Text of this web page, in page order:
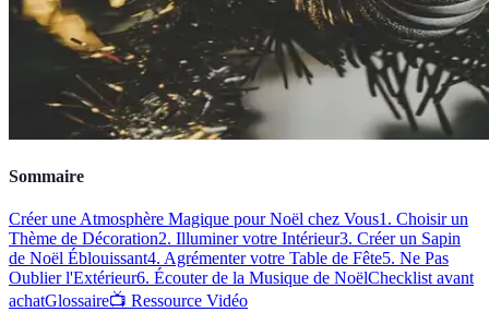
Sommaire
Créer une Atmosphère Magique pour Noël chez Vous1. Choisir un
Thème de Décoration2. Illuminer votre Intérieur3. Créer un Sapin
de Noël Éblouissant4. Agrémenter votre Table de Fête5. Ne Pas
Oublier l'Extérieur6. Écouter de la Musique de NoëlChecklist avant
achatGlossaire📺 Ressource Vidéo